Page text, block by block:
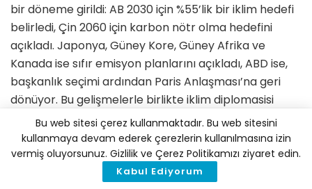
bir döneme girildi: AB 2030 için %55’lik bir iklim hedefi
belirledi, Çin 2060 için karbon nötr olma hedefini
açıkladı. Japonya, Güney Kore, Güney Afrika ve
Kanada ise sıfır emisyon planlarını açıkladı, ABD ise,
başkanlık seçimi ardından Paris Anlaşması’na geri
dönüyor. Bu gelişmelerle birlikte iklim diplomasisi
artık uluslararası ilişkilerin ayrılmaz bir parçası haline
geliyor.
Türkiye’nin iklimi merkeze alan küresel hareketin bir
parçası olmak için bir an önce harekete geçmesi
Bu web sitesi çerez kullanmaktadır. Bu web sitesini
kullanmaya devam ederek çerezlerin kullanılmasına izin
vermiş oluyorsunuz. Gizlilik ve Çerez Politikamızı ziyaret edin.
Kabul Ediyorum